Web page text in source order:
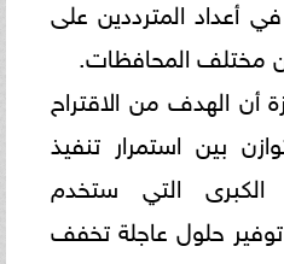
أعداد المترددين على
مختلف المحافظات.
أن الهدف من الاقتراح
بين استمرار تنفيذ
الكبرى التي ستخدم
توفير حلول عاجلة تخفف